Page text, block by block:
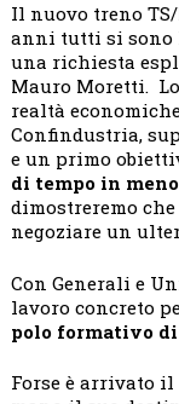
Il nuovo treno
anni tutti si sono
una richiesta
Mauro Moretti.
realtà
Confindustria,
e un primo
di tempo in
dimostreremo
negoziare un
Con Generali e
lavoro concreto
polo formativo
Forse è arrivato